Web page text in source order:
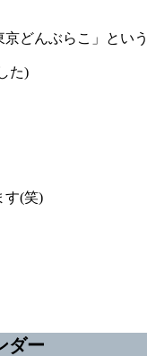
どんぶらこ」とい
た)
す(笑)
ダー